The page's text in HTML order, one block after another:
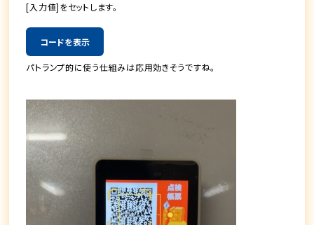
[入力値]をセットします。
コードを表示
パトランプ的に使う仕組みは応用効きそうですね。